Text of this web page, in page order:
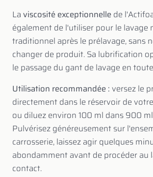
Laviscosité exceptionnellede
également de l'utiliser pour le lavage
traditionnel après le prélavage, sans
changer de produit. Sa lubrification
le passage du gant de lavage en
Utilisation recommandée :versez le
directement dans le réservoir de
ou diluez environ 100 ml dans 900
Pulvérisez généreusement sur
carrosserie, laissez agir quelques
abondamment avant de procéder au
contact.